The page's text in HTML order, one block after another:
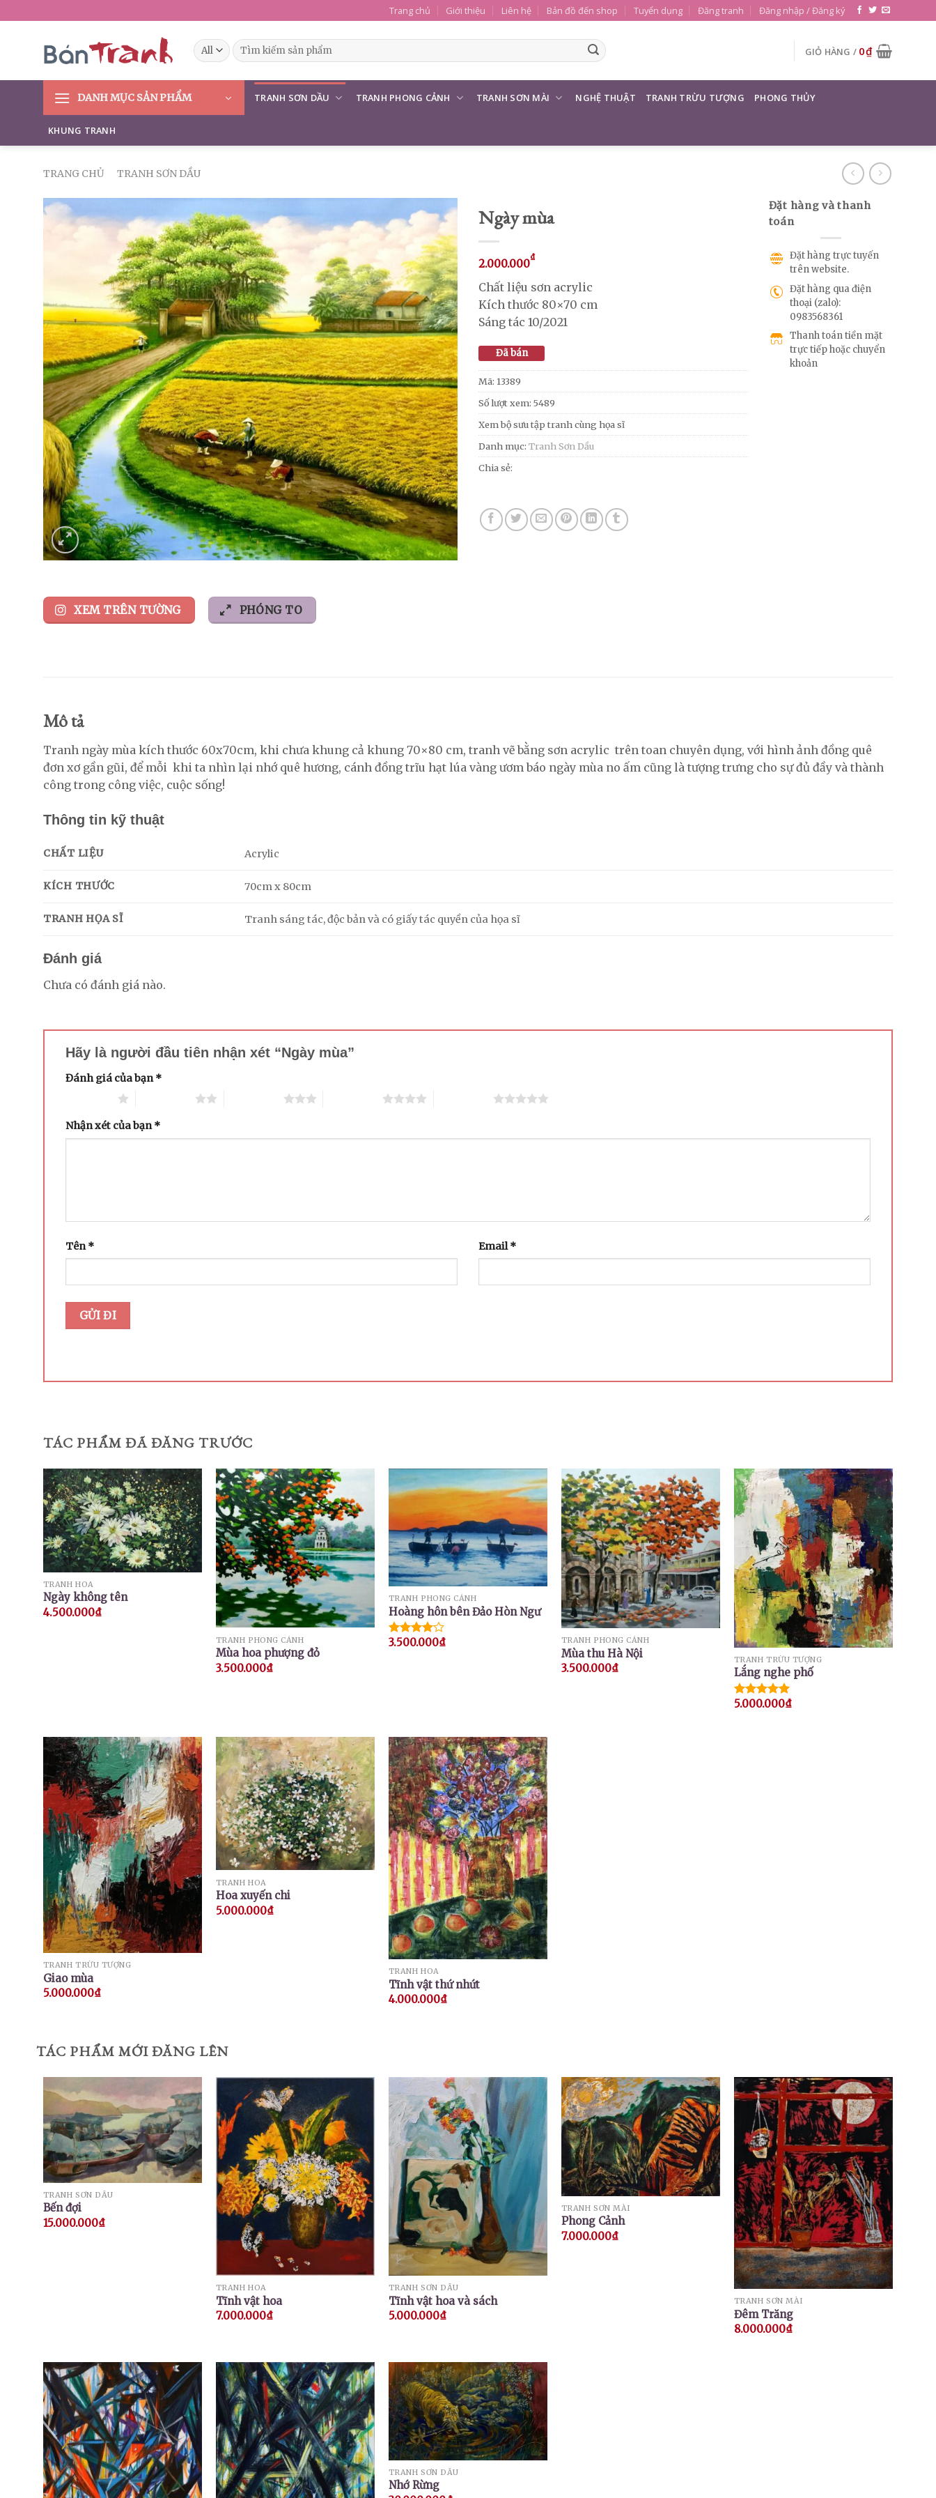
to
Trang chủ Giới thiệu Liên hệ Bản đồ đến shop Tuyển dụng Đăng tranh Đăng nhập / Đăng ký
Tìm
kiếm:
GIỎ HÀNG / 0₫
DANH MỤC SẢN PHẨM TRANH SƠN DẦU TRANH PHONG CẢNH TRANH SƠN MÀI NGHỆ THUẬT TRANH TRỪU TƯỢNG PHONG THỦY
KHUNG TRANH
TRANG CHỦ TRANH SƠN DẦU
XEM TRÊN TƯỜNG PHÓNG TO
Ngày mùa
2.000.000₫
Chất liệu sơn acrylic
Kích thước 80×70 cm
Sáng tác 10/2021
Đã bán
Mã: 13389
Số lượt xem: 5489
Xem bộ sưu tập tranh cùng họa sĩ
Danh mục: Tranh Sơn Dầu
Chia sẻ:
Đặt hàng và thanh
toán
Đặt hàng trực tuyến
trên website.
Đặt hàng qua điện
thoại (zalo):
0983568361
Thanh toán tiền mặt
trực tiếp hoặc chuyển
khoản
Mô tả
Tranh ngày mùa kích thước 60x70cm, khi chưa khung cả khung 70×80 cm, tranh vẽ bằng sơn acrylic trên toan chuyên dụng, với hình ảnh đồng quê
đơn xơ gần gũi, để mỗi khi ta nhìn lại nhớ quê hương, cánh đồng trĩu hạt lúa vàng ươm báo ngày mùa no ấm cũng là tượng trưng cho sự đủ đầy và thành
công trong công việc, cuộc sống!
Thông tin kỹ thuật
CHẤT LIỆU Acrylic
KÍCH THƯỚC 70cm x 80cm
TRANH HỌA SĨ Tranh sáng tác, độc bản và có giấy tác quyền của họa sĩ
Đánh giá
Chưa có đánh giá nào.
Hãy là người đầu tiên nhận xét “Ngày mùa”
Đánh giá của bạn *
Nhận xét của bạn*
Tên * Email*
TÁC PHẨM ĐÃ ĐĂNG TRƯỚC
TRANH HOA
Ngày không tên
4.500.000₫
TRANH PHONG CẢNH
Mùa hoa phượng đỏ
3.500.000₫
TRANH PHONG CẢNH
Hoàng hôn bên Đảo Hòn Ngư
Được
3.500.000₫ TRANH PHONG CẢNH
Mùa thu Hà Nội
3.500.000₫
TRANH TRỪU TƯỢNG
Lắng nghe phố
Được xếp
5.000.000₫
TRANH TRỪU TƯỢNG
Giao mùa
5.000.000₫
TRANH HOA
Hoa xuyến chi
5.000.000₫
TRANH HOA
Tĩnh vật thứ nhứt
4.000.000₫
TÁC PHẨM MỚI ĐĂNG LÊN
TRANH SƠN DẦU
Bến đợi
15.000.000₫
TRANH HOA
Tĩnh vật hoa
7.000.000₫
TRANH SƠN DẦU
Tĩnh vật hoa và sách
5.000.000₫
TRANH SƠN MÀI
Phong Cảnh
7.000.000₫
TRANH SƠN MÀI
Đêm Trăng
8.000.000₫
TRANH SƠN DẦU
Nhớ Rừng